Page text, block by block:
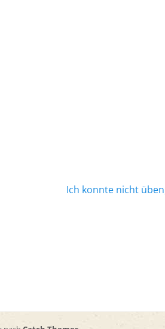
Ich konnte nicht